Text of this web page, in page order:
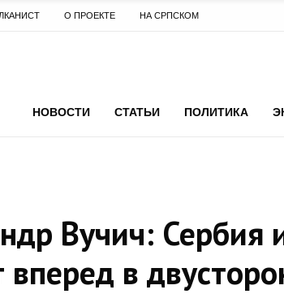
О ПРОЕКТЕ НА СРПСКОМ
НОВОСТИ СТАТЬИ ПОЛИТИКА
Вучич: Сербия
вперед в